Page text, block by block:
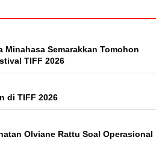
Minahasa Semarakkan Tomohon
TIFF 2026
di TIFF 2026
Olviane Rattu Soal Operasional